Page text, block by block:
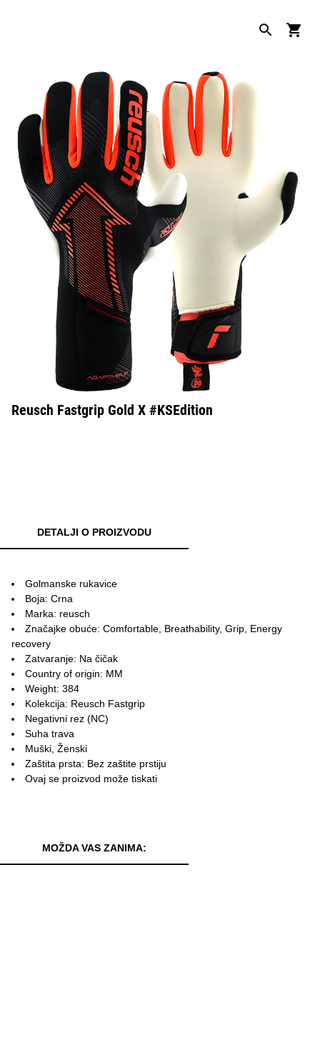
Reusch Fastgrip Gold X #KSEdition
DETALJI O PROIZVODU
Golmanske rukavice
Boja: Crna
Marka: reusch
Značajke obuće: Comfortable, Breathability, Grip, Energy
recovery
Zatvaranje: Na čičak
Country of origin: MM
Weight: 384
Kolekcija: Reusch Fastgrip
Negativni rez (NC)
Suha trava
Muški, Ženski
Zaštita prsta: Bez zaštite prstiju
Ovaj se proizvod može tiskati
MOŽDA VAS ZANIMA: